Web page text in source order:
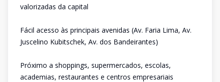
valorizadas da capital
Fácil acesso às principais avenidas (Av. Faria Lima, Av.
Juscelino Kubitschek, Av. dos Bandeirantes)
Próximo a shoppings, supermercados, escolas,
academias, restaurantes e centros empresariais